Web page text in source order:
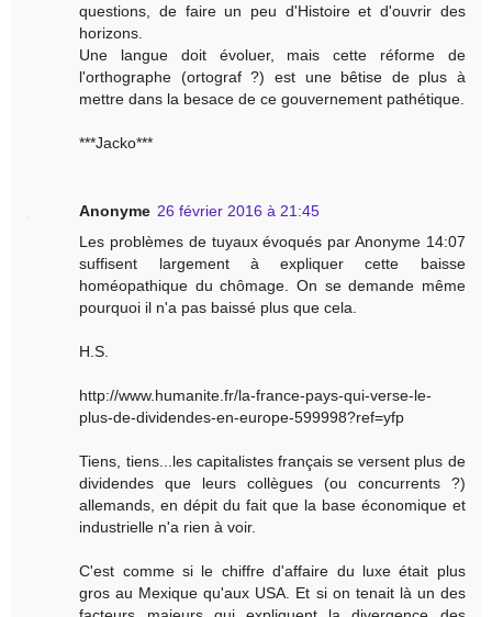
questions, de faire un peu d'Histoire et d'ouvrir des
horizons.
Une langue doit évoluer, mais cette réforme de
l'orthographe (ortograf ?) est une bêtise de plus à
mettre dans la besace de ce gouvernement pathétique.
***Jacko***
Anonyme 26 février 2016 à 21:45
Les problèmes de tuyaux évoqués par Anonyme 14:07
suffisent largement à expliquer cette baisse
homéopathique du chômage. On se demande même
pourquoi il n'a pas baissé plus que cela.
H.S.
http://www.humanite.fr/la-france-pays-qui-verse-le-
plus-de-dividendes-en-europe-599998?ref=yfp
Tiens, tiens...les capitalistes français se versent plus de
dividendes que leurs collègues (ou concurrents ?)
allemands, en dépit du fait que la base économique et
industrielle n'a rien à voir.
C'est comme si le chiffre d'affaire du luxe était plus
gros au Mexique qu'aux USA. Et si on tenait là un des